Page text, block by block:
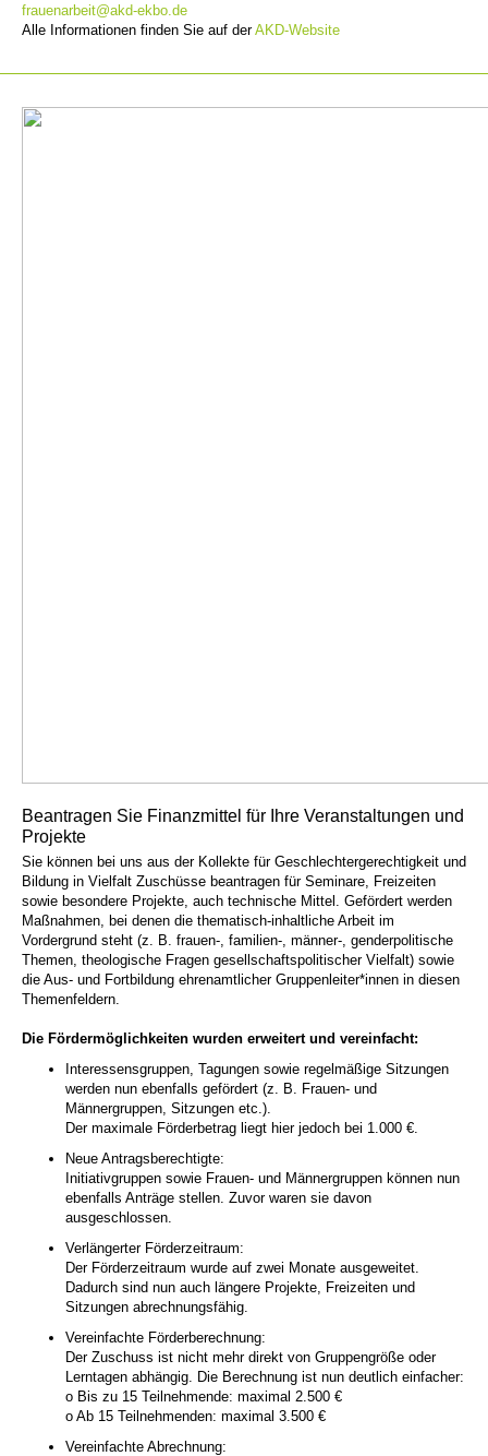
frauenarbeit@akd-ekbo.de
Alle Informationen finden Sie auf derAKD-Website
Beantragen Sie Finanzmittel für Ihre Veranstaltungen und
Projekte
Sie können bei uns aus der Kollekte für Geschlechtergerechtigkeit und
Bildung in Vielfalt Zuschüsse beantragen für Seminare, Freizeiten
sowie besondere Projekte, auch technische Mittel. Gefördert werden
Maßnahmen, bei denen die thematisch-inhaltliche Arbeit im
Vordergrund steht (z. B. frauen-, familien-, männer-, genderpolitische
Themen, theologische Fragen gesellschaftspolitischer Vielfalt) sowie
die Aus- und Fortbildung ehrenamtlicher Gruppenleiter*innen in diesen
Themenfeldern.
Die Fördermöglichkeiten wurden erweitert und vereinfacht:
Interessensgruppen, Tagungen sowie regelmäßige Sitzungen
werden nun ebenfalls gefördert (z. B. Frauen- und
Männergruppen, Sitzungen etc.).
Der maximale Förderbetrag liegt hier jedoch bei 1.000 €.
Neue Antragsberechtigte:
Initiativgruppen sowie Frauen- und Männergruppen können nun
ebenfalls Anträge stellen. Zuvor waren sie davon
ausgeschlossen.
Verlängerter Förderzeitraum:
Der Förderzeitraum wurde auf zwei Monate ausgeweitet.
Dadurch sind nun auch längere Projekte, Freizeiten und
Sitzungen abrechnungsfähig.
Vereinfachte Förderberechnung:
Der Zuschuss ist nicht mehr direkt von Gruppengröße oder
Lerntagen abhängig. Die Berechnung ist nun deutlich einfacher:
o Bis zu 15 Teilnehmende: maximal 2.500 €
o Ab 15 Teilnehmenden: maximal 3.500 €
Vereinfachte Abrechnung: